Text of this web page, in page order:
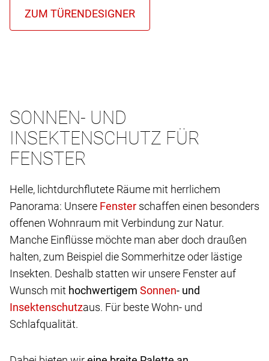
SONNEN- UND
INSEKTENSCHUTZ FÜR
FENSTER
Helle, lichtdurchflutete Räume mit herrlichem
Panorama: Unsere
schaffen einen besonders
offenen Wohnraum mit Verbindung zur Natur.
Manche Einflüsse möchte man aber doch draußen
halten, zum Beispiel die Sommerhitze oder lästige
Insekten. Deshalb statten wir unsere Fenster auf
Wunsch mit hochwertigem
- und
aus. Für beste Wohn- und
Schlafqualität.